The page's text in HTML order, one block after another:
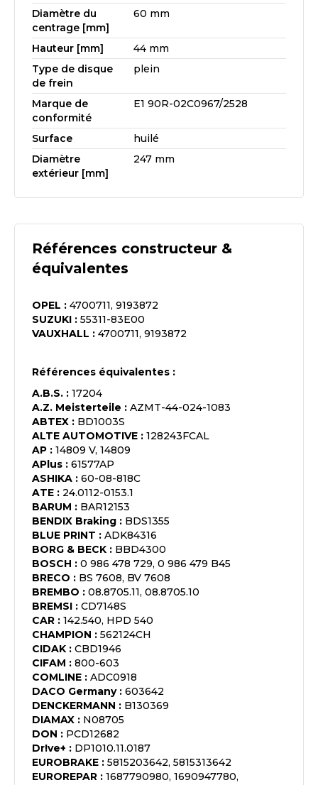
Diamètre du
centrage [mm]
60 mm
Hauteur [mm]
44 mm
Type de disque
de frein
plein
Marque de
conformité
E1 90R-02C0967/2528
Surface
huilé
Diamètre
extérieur [mm]
247 mm
Références constructeur &
équivalentes
OPEL : 4700711, 9193872
SUZUKI : 55311-83E00
VAUXHALL : 4700711, 9193872
Références équivalentes :
A.B.S. : 17204
A.Z. Meisterteile : AZMT-44-024-1083
ABTEX : BD1003S
ALTE AUTOMOTIVE : 128243FCAL
AP : 14809 V, 14809
APlus : 61577AP
ASHIKA : 60-08-818C
ATE : 24.0112-0153.1
BARUM : BAR12153
BENDIX Braking : BDS1355
BLUE PRINT : ADK84316
BORG & BECK : BBD4300
BOSCH : 0 986 478 729, 0 986 479 B45
BRECO : BS 7608, BV 7608
BREMBO : 08.8705.11, 08.8705.10
BREMSI : CD7148S
CAR : 142.540, HPD 540
CHAMPION : 562124CH
CIDAK : CBD1946
CIFAM : 800-603
COMLINE : ADC0918
DACO Germany: 603642
DENCKERMANN : B130369
DIAMAX : N08705
DON : PCD12682
Dr!ve+ : DP1010.11.0187
EUROBRAKE : 5815203642, 5815313642
EUROREPAR : 1687790980, 1690947780,